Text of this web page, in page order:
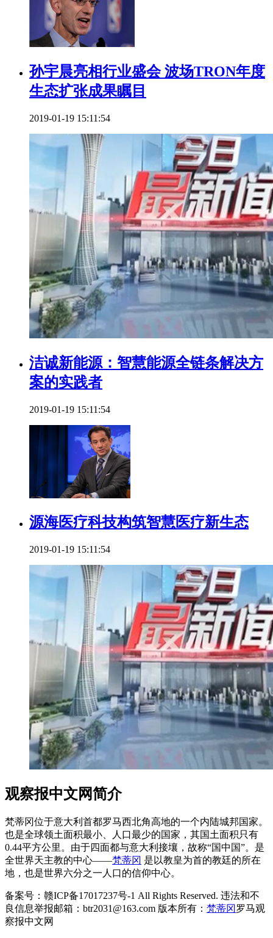
​孙宇晨亮相行业盛会 波场TRON年度
生态扩张成果瞩目
2019-01-19 15:11:54
洁诚新能源：智慧能源全链条解决方
案的实践者​
2019-01-19 15:11:54
源海医疗科技构筑智慧医疗新生态
2019-01-19 15:11:54
观察报中文网简介
梵蒂冈位于意大利首都罗马西北角高地的一个内陆城邦国家。
也是全球领土面积最小、人口最少的国家，其国土面积只有
0.44平方公里。由于四面都与意大利接壤，故称“国中国”。是
全世界天主教的中心——梵蒂冈 是以教皇为首的教廷的所在
地，也是世界六分之一人口的信仰中心。
备案号：赣ICP备17017237号-1 All Rights Reserved. 违法和不
良信息举报邮箱：btr2031@163.com 版本所有： 梵蒂冈 罗马观
察报中文网